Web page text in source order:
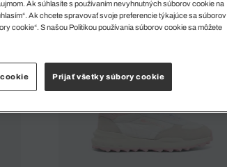
Ak súhlasíte s používaním nevyhnutných súborov cookie na
Ak chcete spravovať svoje preferencie týkajúce sa súborov
cookie“. S našou Politikou používania súborov cookie sa môžete
Prijať všetky súbory cookie